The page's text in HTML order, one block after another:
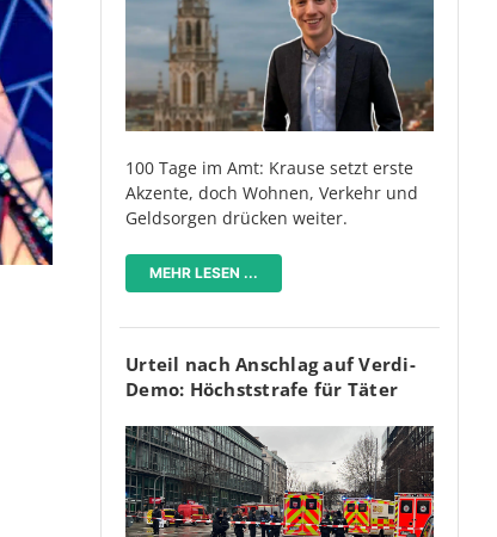
100 Tage im Amt: Krause setzt erste
Akzente, doch Wohnen, Verkehr und
Geldsorgen drücken weiter.
MEHR LESEN ...
Urteil nach Anschlag auf Verdi-
Demo: Höchststrafe für Täter